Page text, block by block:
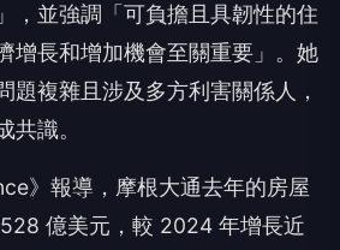
，並強調「可負擔且具韌性的住
增長和增加機會至關重要」。她
題複雜且涉及多方利害關係人，
共識。
》報導，摩根大通去年的房屋
億美元，較 2024 年增長近